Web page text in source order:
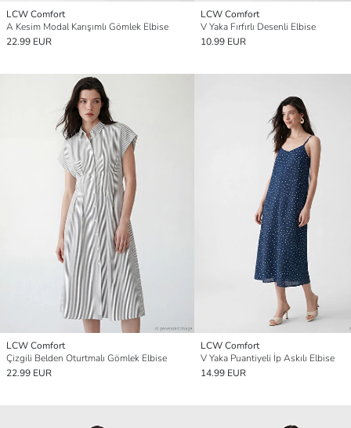
LCW Comfort
A Kesim Modal Karışımlı Gömlek Elbise
22.99 EUR
LCW Comfort
V Yaka Fırfırlı Desenli Elbise
10.99 EUR
LCW Comfort
Çizgili Belden Oturtmalı Gömlek Elbise
22.99 EUR
LCW Comfort
V Yaka Puantiyeli İp Askılı Elbise
14.99 EUR